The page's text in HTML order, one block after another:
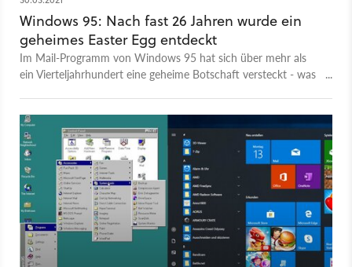
Windows 95: Nach fast 26 Jahren wurde ein
geheimes Easter Egg entdeckt
Im Mail-Programm von Windows 95 hat sich über mehr als
ein Vierteljahrhundert eine geheime Botschaft versteckt - was